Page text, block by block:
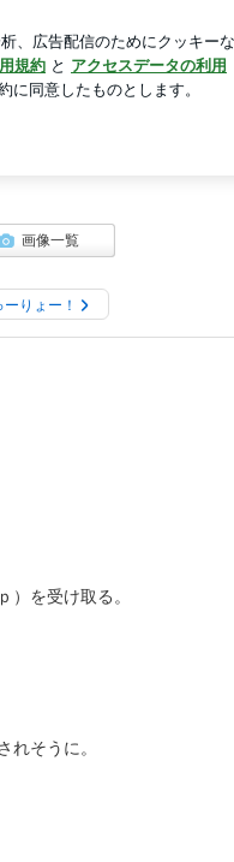
画像一覧
ーりょー！
を受け取る。
そうに。